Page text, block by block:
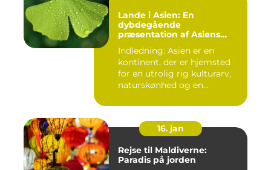
Lande i Asien: En
dybdegående
præsentation af Asiens
Indledning: Asien er en
kontinent, der er hjemsted
for en utrolig rig kulturarv,
naturskønhed og en...
16. jan
Rejse til Maldiverne:
Paradis på jorden